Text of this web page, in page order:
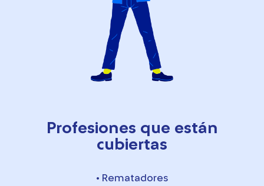
Profesiones que están
cubiertas
• Rematadores